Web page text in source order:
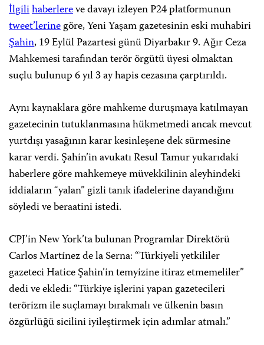
İlgilihaberlereve davayı izleyen P24 platformunun
tweet’lerinegöre, Yeni Yaşam gazetesinin eski muhabiri
Şahin, 19 Eylül Pazartesi günü Diyarbakır 9. Ağır Ceza
Mahkemesi tarafından terör örgütü üyesi olmaktan
suçlu bulunup 6 yıl 3 ay hapis cezasına çarptırıldı.
Aynı kaynaklara göre mahkeme duruşmaya katılmayan
gazetecinin tutuklanmasına hükmetmedi ancak mevcut
yurtdışı yasağının karar kesinleşene dek sürmesine
karar verdi. Şahin’in avukatı Resul Tamur yukarıdaki
haberlere göre mahkemeye müvekkilinin aleyhindeki
iddiaların “yalan” gizli tanık ifadelerine dayandığını
söyledi ve beraatini istedi.
CPJ’in New York’ta bulunan Programlar Direktörü
Carlos Martínez de la Serna: “Türkiyeli yetkililer
gazeteci Hatice Şahin’in temyizine itiraz etmemeliler”
dedi ve ekledi: “Türkiye işlerini yapan gazetecileri
terörizm ile suçlamayı bırakmalı ve ülkenin basın
özgürlüğü sicilini iyileştirmek için adımlar atmalı.”